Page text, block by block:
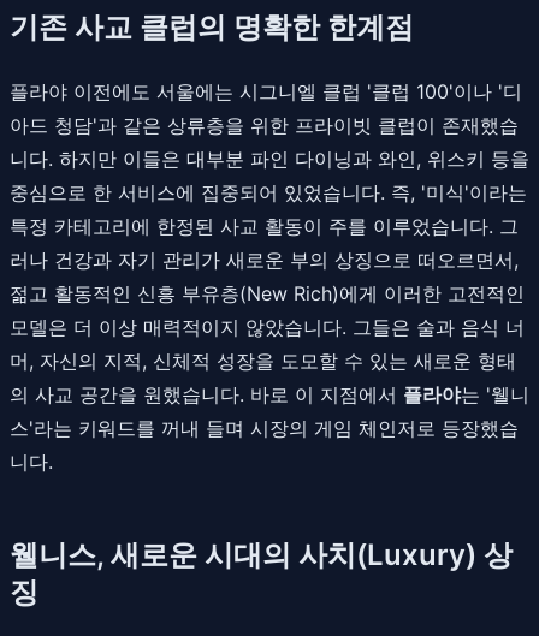
기존 사교 클럽의 명확한 한계점
플라야 이전에도 서울에는 시그니엘 클럽 '클럽 100'이나 '디
아드 청담'과 같은 상류층을 위한 프라이빗 클럽이 존재했습
니다. 하지만 이들은 대부분 파인 다이닝과 와인, 위스키 등을
중심으로 한 서비스에 집중되어 있었습니다. 즉, '미식'이라는
특정 카테고리에 한정된 사교 활동이 주를 이루었습니다. 그
러나 건강과 자기 관리가 새로운 부의 상징으로 떠오르면서,
젊고 활동적인 신흥 부유층(New Rich)에게 이러한 고전적인
모델은 더 이상 매력적이지 않았습니다. 그들은 술과 음식 너
머, 자신의 지적, 신체적 성장을 도모할 수 있는 새로운 형태
의 사교 공간을 원했습니다. 바로 이 지점에서 플라야는 '웰니
스'라는 키워드를 꺼내 들며 시장의 게임 체인저로 등장했습
니다.
웰니스, 새로운 시대의 사치(Luxury) 상
징